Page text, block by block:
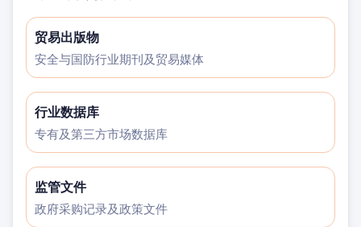
贸易出版物
安全与国防行业期刊及贸易媒体
行业数据库
专有及第三方市场数据库
监管文件
政府采购记录及政策文件